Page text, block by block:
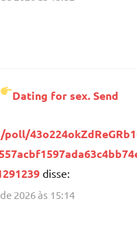
Dating for sex. Send
disse:
2026 às 15:14